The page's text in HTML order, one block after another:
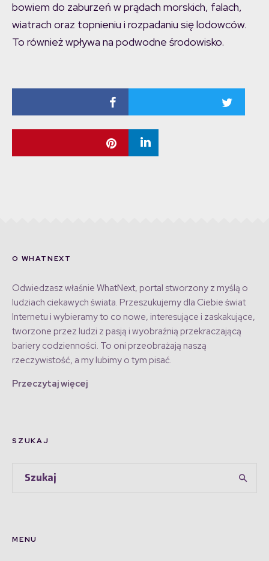
bowiem do zaburzeń w prądach morskich, falach,
wiatrach oraz topnieniu i rozpadaniu się lodowców.
To również wpływa na podwodne środowisko.
O WHATNEXT
Odwiedzasz właśnie WhatNext, portal stworzony z myślą o
ludziach ciekawych świata. Przeszukujemy dla Ciebie świat
Internetu i wybieramy to co nowe, interesujące i zaskakujące,
tworzone przez ludzi z pasją i wyobraźnią przekraczającą
bariery codzienności. To oni przeobrażają naszą
rzeczywistość, a my lubimy o tym pisać.
Przeczytaj więcej
SZUKAJ
MENU